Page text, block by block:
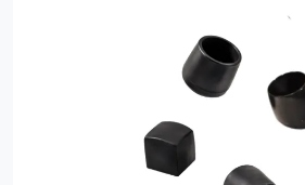
kan med fördel fästas på de flesta
Möbeltassarna fungerar även bra
Innan du fäster dina tassar på
resultat, var noggrann med att
gärna sandpapper och se till att vax,
borta. Tryck därefter fast tassen ordentligt.
har vi sålt hundratusentals tassar till
företag och industrin. Våra